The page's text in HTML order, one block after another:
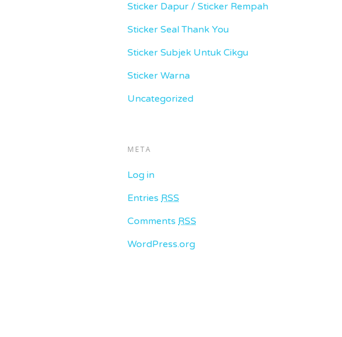
Sticker Dapur / Sticker Rempah
Sticker Seal Thank You
Sticker Subjek Untuk Cikgu
Sticker Warna
Uncategorized
META
Log in
EntriesRSS
CommentsRSS
WordPress.org